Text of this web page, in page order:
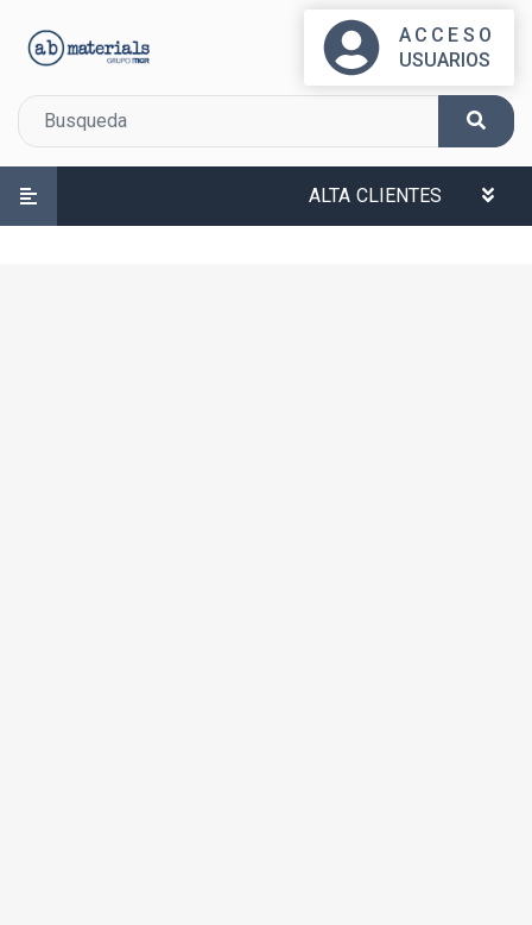
ACCESO
USUARIOS
ALTA CLIENTES